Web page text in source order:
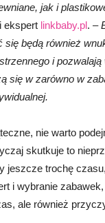
jak i
ekspert linkbaby.pl. –
się będą również
i
się w zarówno w
nie warto
skutkuje to
jeszcze trochę
i wybranie
ale również